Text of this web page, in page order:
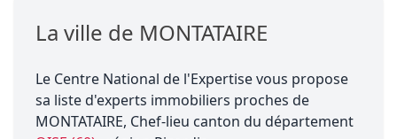
La ville de MONTATAIRE
Le Centre National de l'Expertise vous propose
sa liste d'experts immobiliers proches de
MONTATAIRE, Chef-lieu canton du département